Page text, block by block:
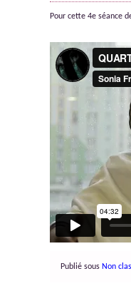
Pour cette 4e séance
Publié sous Non